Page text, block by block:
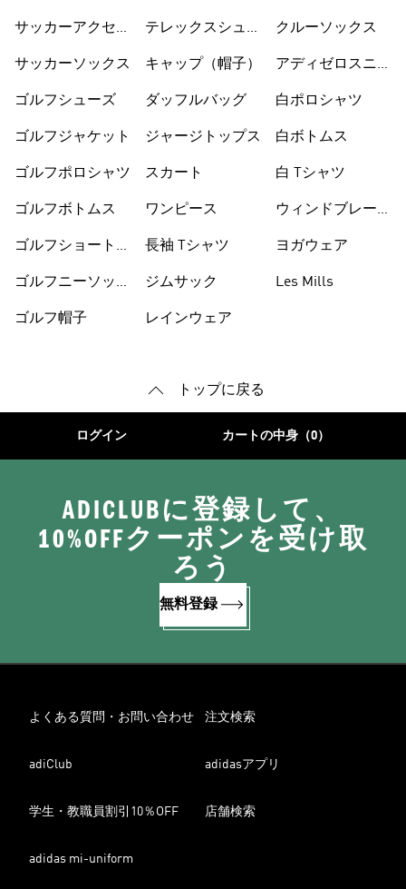
サッカーアクセサ
サッカーソックス
ゴルフシューズ
ゴルフジャケット
ゴルフポロシャツ
ゴルフボトムス
ゴルフショートパ
ゴルフニーソック
ゴルフ帽子
テレックスシュー
キャップ（帽子）
ダッフルバッグ
ジャージトップス
スカート
ワンピース
長袖 Tシャツ
ジムサック
レインウェア
クルーソックス
アディゼロスニー
白ポロシャツ
白ボトムス
白 Tシャツ
ウィンドブレーカ
ヨガウェア
Les Mills
トップに戻る
ログイン カートの中身（0）
ADICLUBに登録して、
10%OFFクーポンを受け取
ろう
無料登録
よくある質問・お問い合わせ 注文検索
adiClub adidasアプリ
学生・教職員割引10％OFF 店舗検索
adidas mi-uniform